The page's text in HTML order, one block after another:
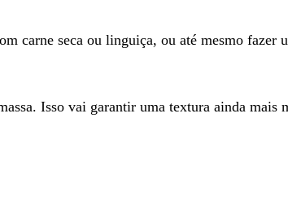
carne seca ou linguiça, ou até mesmo fazer
Isso vai garantir uma textura ainda mais